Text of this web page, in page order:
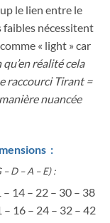
le lien entre le
nécessitent
« light » car
qu’en réalité cela
raccourci Tirant =
nuancée
:
D – A – E) :
14 – 22 – 30 – 38
16 – 24 – 32 – 42